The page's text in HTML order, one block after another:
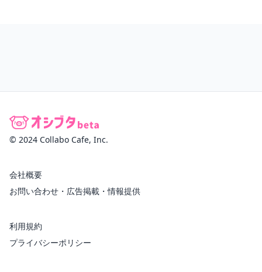
© 2024 Collabo Cafe, Inc.
会社概要
お問い合わせ・広告掲載・情報提供
利用規約
プライバシーポリシー